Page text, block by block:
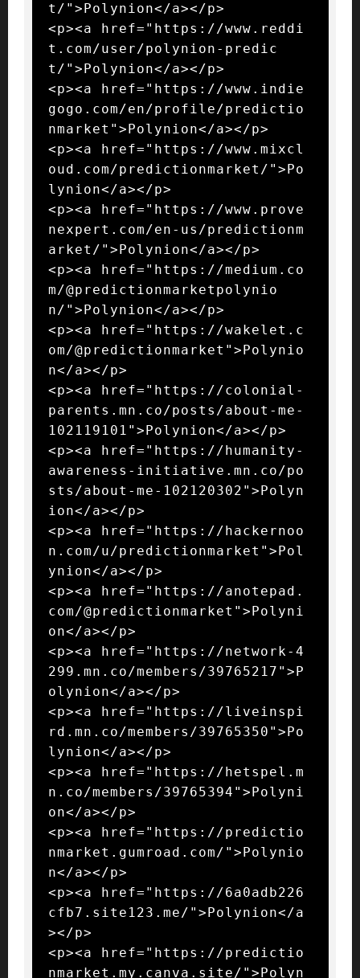
t/">Polynion</a></p>
<p><a href="https://www.reddi
t.com/user/polynion-predic
t/">Polynion</a></p>
<p><a href="https://www.indie
gogo.com/en/profile/predictio
nmarket">Polynion</a></p>
<p><a href="https://www.mixcl
oud.com/predictionmarket/">Po
lynion</a></p>
<p><a href="https://www.prove
nexpert.com/en-us/predictionm
arket/">Polynion</a></p>
<p><a href="https://medium.co
m/@predictionmarketpolynio
n/">Polynion</a></p>
<p><a href="https://wakelet.c
om/@predictionmarket">Polynio
n</a></p>
<p><a href="https://colonial-
parents.mn.co/posts/about-me-
102119101">Polynion</a></p>
<p><a href="https://humanity-
awareness-initiative.mn.co/po
sts/about-me-102120302">Polyn
ion</a></p>
<p><a href="https://hackernoo
n.com/u/predictionmarket">Pol
ynion</a></p>
<p><a href="https://anotepad.
com/@predictionmarket">Polyni
on</a></p>
<p><a href="https://network-4
299.mn.co/members/39765217">P
olynion</a></p>
<p><a href="https://liveinspi
rd.mn.co/members/39765350">Po
lynion</a></p>
<p><a href="https://hetspel.m
n.co/members/39765394">Polyni
on</a></p>
<p><a href="https://predictio
nmarket.gumroad.com/">Polynio
n</a></p>
<p><a href="https://6a0adb226
cfb7.site123.me/">Polynion</a
></p>
<p><a href="https://predictio
nmarket.my.canva.site/">Polyn